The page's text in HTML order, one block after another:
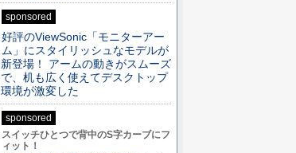
sponsored
好評のViewSonic「モニターアー
ム」にスタイリッシュなモデルが
新登場！ アームの動きがスムーズ
で、机も広く使えてデスクトップ
環境が激変した
sponsored
スイッチひとつで背中のS字カーブにフ
ィット！